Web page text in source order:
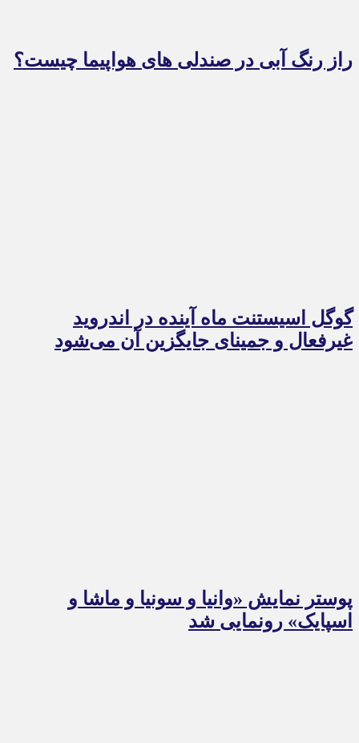
راز رنگ آبی در صندلی های هواپیما چیست؟
گوگل اسیستنت ماه آینده در اندروید
غیرفعال و جمینای جایگزین آن می‌شود
پوستر نمایش «وانیا و سونیا و ماشا و
اسپایک» رونمایی شد